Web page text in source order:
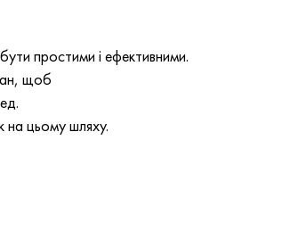
простими і ефективними.
щоб
на цьому шляху.